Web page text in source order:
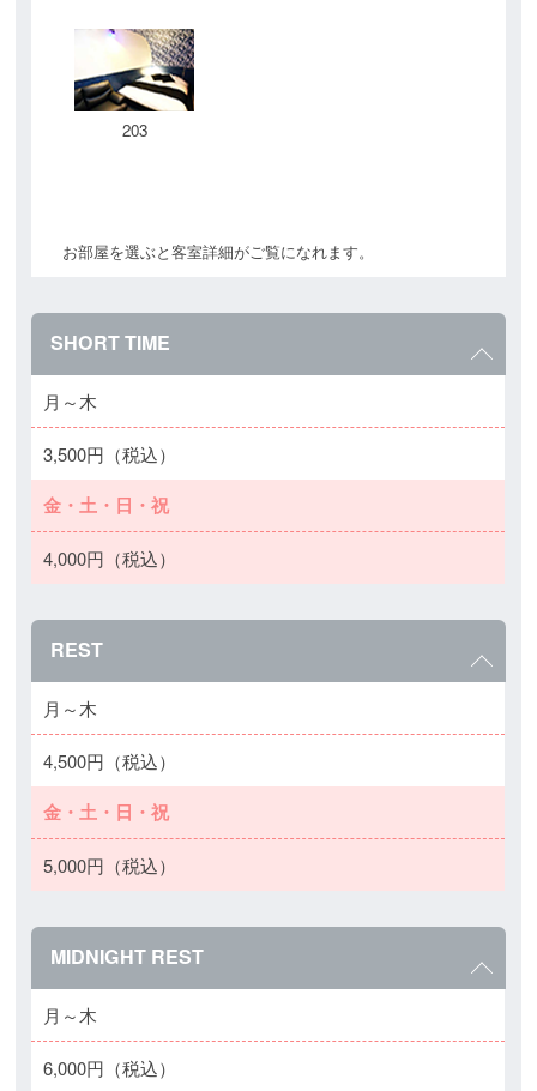
203
お部屋を選ぶと客室詳細がご覧になれます。
SHORT TIME
月～木
3,500円（税込）
金・土・日・祝
4,000円（税込）
REST
月～木
4,500円（税込）
金・土・日・祝
5,000円（税込）
MIDNIGHT REST
月～木
6,000円（税込）